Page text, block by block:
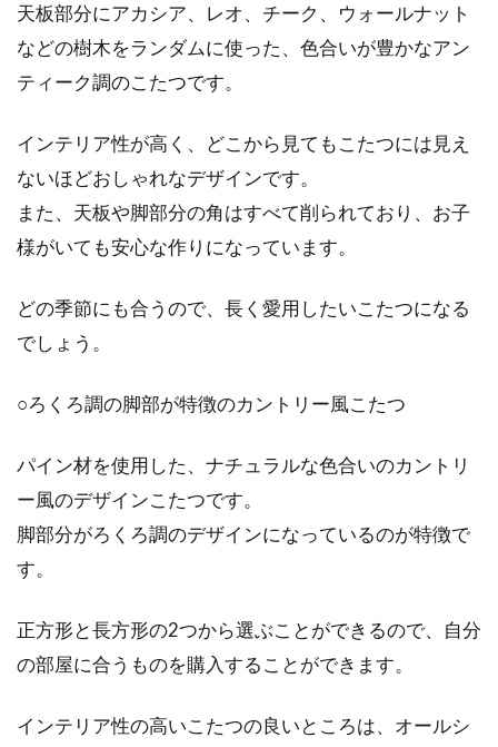
で、案外目立つものです。生活感の出やすいダ
イニング...
電球に書いてある100vと110vの違
いって何？
皆さんの生活の中には、電球は欠かせないもの
となっていることでしょう。そして、電球を新
マンションを購入した人のブログか
な買い物になる方が多いと思います。今回は、
マンショ...
お布団の湿気対策には除湿シートが
おすすめ？その効果とは？
お布団が湿気っていたり、敷布団の裏側にカビ
天板部分にアカシア、レオ、チーク、ウォールナット
などの樹木をランダムに使った、色合いが豊かなアン
ティーク調のこたつです。
インテリア性が高く、どこから見てもこたつには見え
ないほどおしゃれなデザインです。
また、天板や脚部分の角はすべて削られており、お子
様がいても安心な作りになっています。
どの季節にも合うので、長く愛用したいこたつになる
でしょう。
○ろくろ調の脚部が特徴のカントリー風こたつ
パイン材を使用した、ナチュラルな色合いのカントリ
ー風のデザインこたつです。
脚部分がろくろ調のデザインになっているのが特徴で
す。
正方形と長方形の2つから選ぶことができるので、自分
の部屋に合うものを購入することができます。
インテリア性の高いこたつの良いところは、オールシ